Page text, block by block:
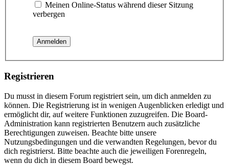
Meinen Online-Status während dieser Sitzung
verbergen
Registrieren
Du musst in diesem Forum registriert sein, um dich anmelden zu
können. Die Registrierung ist in wenigen Augenblicken erledigt und
ermöglicht dir, auf weitere Funktionen zuzugreifen. Die Board-
Administration kann registrierten Benutzern auch zusätzliche
Berechtigungen zuweisen. Beachte bitte unsere
Nutzungsbedingungen und die verwandten Regelungen, bevor du
dich registrierst. Bitte beachte auch die jeweiligen Forenregeln,
wenn du dich in diesem Board bewegst.